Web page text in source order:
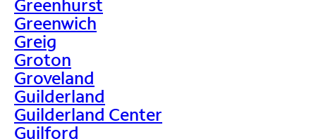
Greenhurst
Greenwich
Greig
Groton
Groveland
Guilderland
Guilderland Center
Guilford